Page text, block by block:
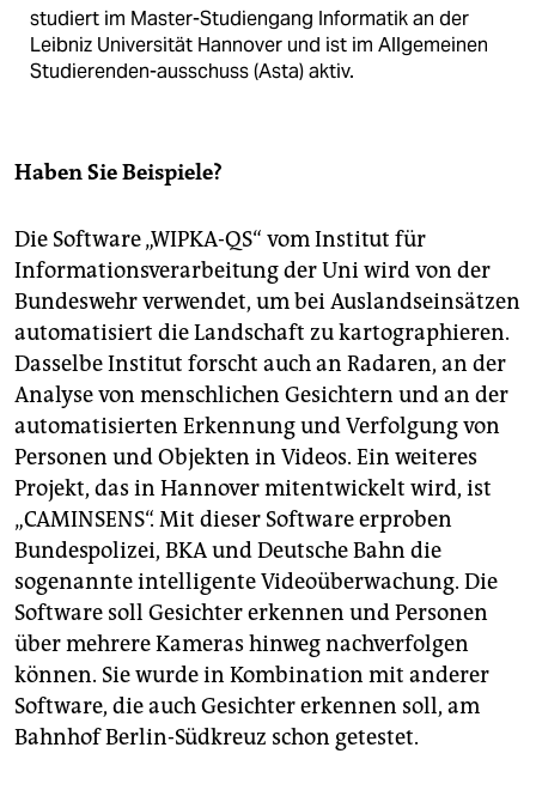
studiert im Master-Studiengang Informatik an der
Leibniz Universität Hannover und ist im Allgemeinen
Studierenden-ausschuss (Asta) aktiv.
Haben Sie Beispiele?
Die Software „WIPKA-QS“ vom Institut für
Informationsverarbeitung der Uni wird von der
Bundeswehr verwendet, um bei Auslandseinsätzen
automatisiert die Landschaft zu kartographieren.
Dasselbe Institut forscht auch an Radaren, an der
Analyse von menschlichen Gesichtern und an der
automatisierten Erkennung und Verfolgung von
Personen und Objekten in Videos. Ein weiteres
Projekt, das in Hannover mitentwickelt wird, ist
„CAMINSENS“. Mit dieser Software erproben
Bundespolizei, BKA und Deutsche Bahn die
sogenannte intelligente Videoüberwachung. Die
Software soll Gesichter erkennen und Personen
über mehrere Kameras hinweg nachverfolgen
können. Sie wurde in Kombination mit anderer
Software, die auch Gesichter erkennen soll, am
Bahnhof Berlin-Südkreuz schon getestet.